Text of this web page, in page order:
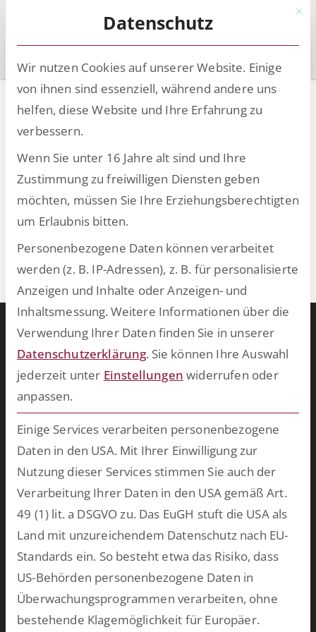
Registrierung
make a payment from theWerden Sie Mitglied bei
unskönnen Sie eine kostenpflichtige Premium-
Mitgliedschaft abschließen.
Registrierungslink, um die Registrierung für die
Premium-Mitgliedschaft abzuschließen.
Warum ESCRIBA?
ESCRIBA steht für 25 Jahre gelebte Digitalisierung in Unternehmen.
Unser Herz schlägt für digitale Prozesse und skalierbare
Plattform entwickeln. Damit schaffen wir in kurzer Zeit
bahnbrechende Ergebnisse und bringen Ihre Softwarewelt auf
Vordermann. Wählen Sie aus unserem breiten Spektrum an
vorkonfektionierten Lösungen oder lassen Sie uns
maßgeschneiderte Software für Ihren persönlichen Einsatzzweck
entwickeln. mehr >>
Einfach hier für unseren E-Mail Verteiler anmelden.
Mit
Datenschutz
Wir nutzen Cookies auf unserer Website. Einige
von ihnen sind essenziell, während andere uns
helfen, diese Website und Ihre Erfahrung zu
verbessern.
Wenn Sie unter 16 Jahre alt sind und Ihre
Zustimmung zu freiwilligen Diensten geben
möchten, müssen Sie Ihre Erziehungsberechtigten
um Erlaubnis bitten.
Personenbezogene Daten können verarbeitet
werden (z. B. IP-Adressen), z. B. für personalisierte
Anzeigen und Inhalte oder Anzeigen- und
Inhaltsmessung. Weitere Informationen über die
Verwendung Ihrer Daten finden Sie in unserer
Datenschutzerklärung. Sie können Ihre Auswahl
jederzeit unter Einstellungen widerrufen oder
anpassen.
Einige Services verarbeiten personenbezogene
Daten in den USA. Mit Ihrer Einwilligung zur
Nutzung dieser Services stimmen Sie auch der
Verarbeitung Ihrer Daten in den USA gemäß Art.
49 (1) lit. a DSGVO zu. Das EuGH stuft die USA als
Land mit unzureichendem Datenschutz nach EU-
Standards ein. So besteht etwa das Risiko, dass
US-Behörden personenbezogene Daten in
Überwachungsprogrammen verarbeiten, ohne
bestehende Klagemöglichkeit für Europäer.